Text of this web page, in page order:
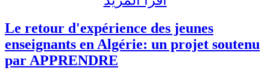
Le retour d'expérience des jeunes
enseignants en Algérie: un projet soutenu
par APPRENDRE